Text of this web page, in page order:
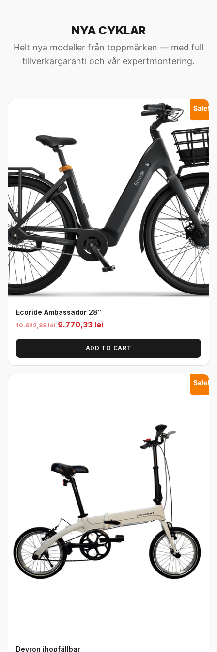
NYA CYKLAR
Helt nya modeller från toppmärken — med full
tillverkargaranti och vår expertmontering.
Sale!
Ecoride Ambassador 28″
10.622,88lei Original
price
10.622,88
lei.
9.770,33 leiCurrent
price
is:
9.770,33
lei.
ADD TO CART
Sale!
Devron ihopfällbar